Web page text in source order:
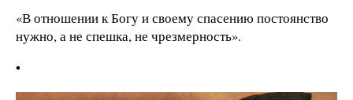
«В отношении к Богу и своему спасению постоянство
нужно, а не спешка, не чрезмерность».
•